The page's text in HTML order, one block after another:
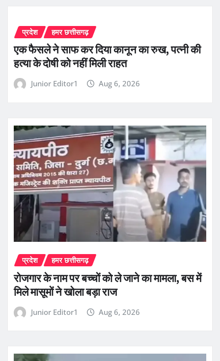
प्रदेश हमर छत्तीसगढ़
एक फैसले ने साफ कर दिया कानून का रुख, पत्नी की
हत्या के दोषी को नहीं मिली राहत
Junior Editor1 Aug 6, 2026
प्रदेश हमर छत्तीसगढ़
रोजगार के नाम पर बच्चों को ले जाने का मामला, बस में
मिले मासूमों ने खोला बड़ा राज
Junior Editor1 Aug 6, 2026